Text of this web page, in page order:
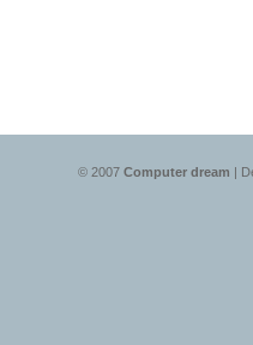
© 2007 Computer dream |